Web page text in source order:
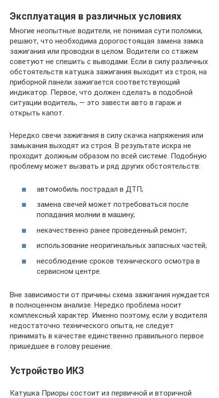
Эксплуатация в различных условиях
Многие неопытные водители, не понимая сути поломки,
решают, что необходима дорогостоящая замена замка
зажигания или проводки в целом. Водители со стажем
советуют не спешить с выводами. Если в силу различных
обстоятельств катушка зажигания выходит из строя, на
приборной панели зажигается соответствующий
индикатор. Первое, что должен сделать в подобной
ситуации водитель, — это завести авто в гараж и
открыть капот.
Нередко свечи зажигания в силу скачка напряжения или
замыкания выходят из строя. В результате искра не
проходит должным образом по всей системе. Подобную
проблему может вызвать и ряд других обстоятельств:
автомобиль пострадал в ДТП;
замена свечей может потребоваться после
попадания молнии в машину;
некачественно ранее проведенный ремонт;
использование неоригинальных запасных частей;
несоблюдение сроков технического осмотра в
сервисном центре.
Вне зависимости от причины схема зажигания нуждается
в полноценном анализе. Нередко проблема носит
комплексный характер. Именно поэтому, если у водителя
недостаточно технического опыта, не следует
принимать в качестве единственно правильного первое
пришедшее в голову решение.
Устройство ИКЗ
Катушка Приоры состоит из первичной и вторичной